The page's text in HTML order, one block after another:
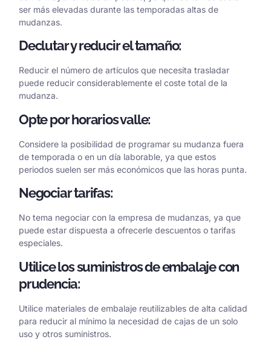
ser más elevadas durante las temporadas altas de
mudanzas.
Declutar y reducir el tamaño:
Reducir el número de artículos que necesita trasladar
puede reducir considerablemente el coste total de la
mudanza.
Opte por horarios valle:
Considere la posibilidad de programar su mudanza fuera
de temporada o en un día laborable, ya que estos
periodos suelen ser más económicos que las horas punta.
Negociar tarifas:
No tema negociar con la empresa de mudanzas, ya que
puede estar dispuesta a ofrecerle descuentos o tarifas
especiales.
Utilice los suministros de embalaje con
prudencia:
Utilice materiales de embalaje reutilizables de alta calidad
para reducir al mínimo la necesidad de cajas de un solo
uso y otros suministros.